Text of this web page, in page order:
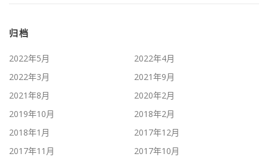
归档
2022年5月
2022年4月
2022年3月
2021年9月
2021年8月
2020年2月
2019年10月
2018年2月
2018年1月
2017年12月
2017年11月
2017年10月